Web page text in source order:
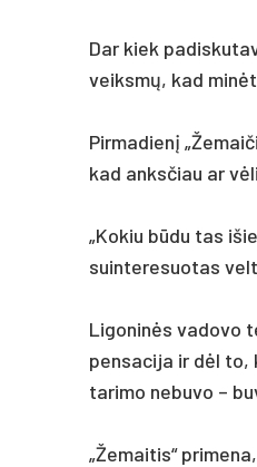
Dar kiek
veiksmų, kad
Pir­ma­dienį
kad anks­čiau ar
„Ko­kiu būdu tas
suin­te­re­suo­tas
Li­go­ninės va­do­vo
pen­sa­ci­ja ir dėl
ta­ri­mo ne­bu­vo –
„Že­mai­tis“